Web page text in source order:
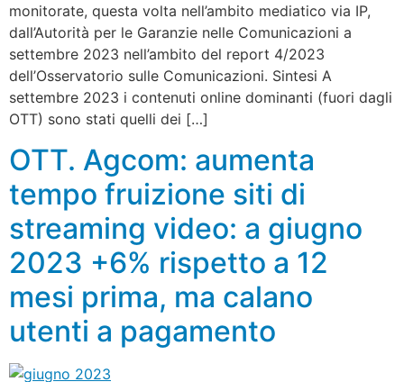
monitorate, questa volta nell’ambito mediatico via IP,
dall’Autorità per le Garanzie nelle Comunicazioni a
settembre 2023 nell’ambito del report 4/2023
dell’Osservatorio sulle Comunicazioni. Sintesi A
settembre 2023 i contenuti online dominanti (fuori dagli
OTT) sono stati quelli dei […]
OTT. Agcom: aumenta
tempo fruizione siti di
streaming video: a giugno
2023 +6% rispetto a 12
mesi prima, ma calano
utenti a pagamento